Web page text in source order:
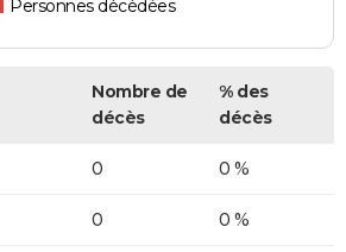
Personnes décédées
Nombre de
décès
% des
décès
0 0 %
0 0 %